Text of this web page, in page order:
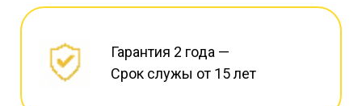
Гарантия 2 года —
Срок служы от 15 лет